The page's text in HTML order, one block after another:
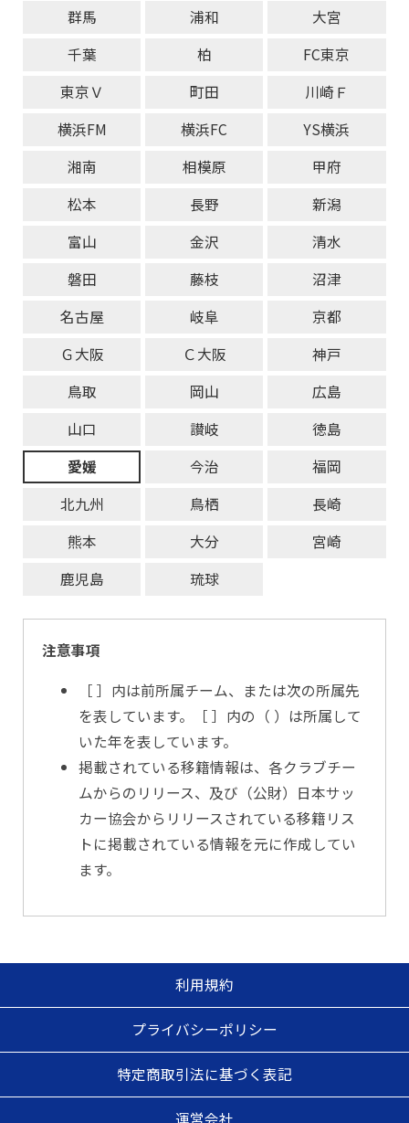
群馬
浦和
大宮
千葉
柏
FC東京
東京Ｖ
町田
川崎Ｆ
横浜FM
横浜FC
YS横浜
湘南
相模原
甲府
松本
長野
新潟
富山
金沢
清水
磐田
藤枝
沼津
名古屋
岐阜
京都
Ｇ大阪
Ｃ大阪
神戸
鳥取
岡山
広島
山口
讃岐
徳島
愛媛
今治
福岡
北九州
鳥栖
長崎
熊本
大分
宮崎
鹿児島
琉球
注意事項
［ ］内は前所属チーム、または次の所属先
を表しています。［ ］内の（ ）は所属して
いた年を表しています。
掲載されている移籍情報は、各クラブチー
ムからのリリース、及び（公財）日本サッ
カー協会からリリースされている移籍リス
トに掲載されている情報を元に作成してい
ます。
利用規約
プライバシーポリシー
特定商取引法に基づく表記
運営会社